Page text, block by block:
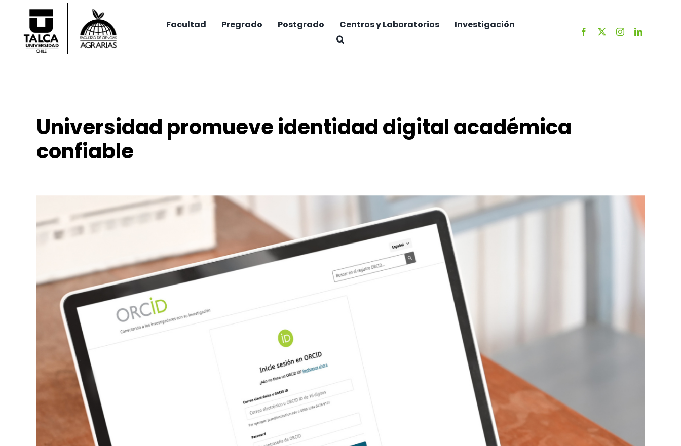
contenido
Facultad Pregrado Postgrado Centros y Laboratorios Investigación
Universidad promueve identidad digital académica
confiable